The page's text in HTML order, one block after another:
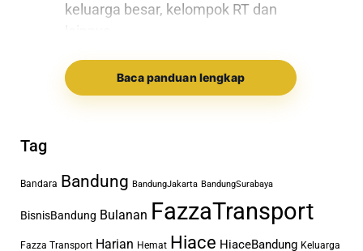
keluarga besar, kelompok RT dan
Membawa banyak orang saat
berziarah tentu wajar, karena
menjadi bentuk kecintaan pada
ulama. Kegiatan seperti ini juga bisa
menjadi kesempatan untuk berdoa
khusyuk dan bersama.
Baca panduan lengkap
Tag
Bandara Bandung BandungJakarta BandungSurabaya
BisnisBandung Bulanan FazzaTransport
Fazza Transport Harian Hemat Hiace HiaceBandung Keluarga